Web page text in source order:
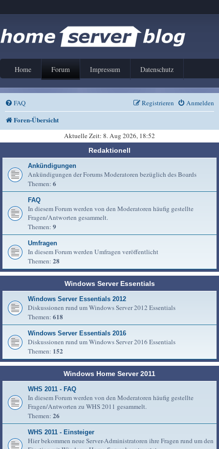
Home Forum Impressum Datenschutz
FAQ Anmelden
Registrieren
Foren-Übersicht
Aktuelle Zeit: 8. Aug 2026, 18:52
Redaktionell
Ankündigungen
Ankündigungen der Forums Moderatoren bezüglich des Boards
Themen: 6
FAQ
In diesem Forum werden von den Moderatoren häufig gestellte
Fragen/Antworten gesammelt.
Themen: 9
Umfragen
In diesem Forum werden Umfragen veröffentlicht
Themen: 28
Windows Server Essentials
Windows Server Essentials 2012
Diskussionen rund um Windows Server 2012 Essentials
Themen: 618
Windows Server Essentials 2016
Diskussionen rund um Windows Server 2016 Essentials
Themen: 152
Windows Home Server 2011
WHS 2011 - FAQ
In diesem Forum werden von den Moderatoren häufig gestellte
Fragen/Antworten zu WHS 2011 gesammelt.
Themen: 26
WHS 2011 - Einsteiger
Hier bekommen neue Server-Administratoren ihre Fragen rund um den